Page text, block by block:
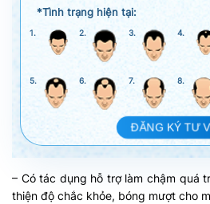
*Tình trạng hiện tại:
1. 2. 3. 4.
5. 6. 7. 8.
ĐĂNG KÝ TƯ
– Có tác dụng hỗ trợ làm chậm quá
thiện độ chắc khỏe, bóng mượt cho